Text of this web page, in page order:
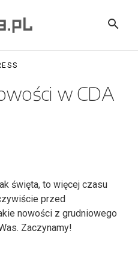
SEARCH
w CDA
święta, to więcej czasu
przed
nowości z grudniowego
Zaczynamy!